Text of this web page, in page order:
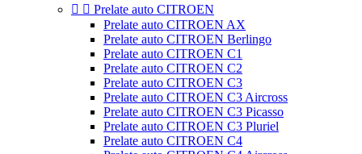
  Prelate auto CITROEN
Prelate auto CITROEN AX
Prelate auto CITROEN Berlingo
Prelate auto CITROEN C1
Prelate auto CITROEN C2
Prelate auto CITROEN C3
Prelate auto CITROEN C3 Aircross
Prelate auto CITROEN C3 Picasso
Prelate auto CITROEN C3 Pluriel
Prelate auto CITROEN C4